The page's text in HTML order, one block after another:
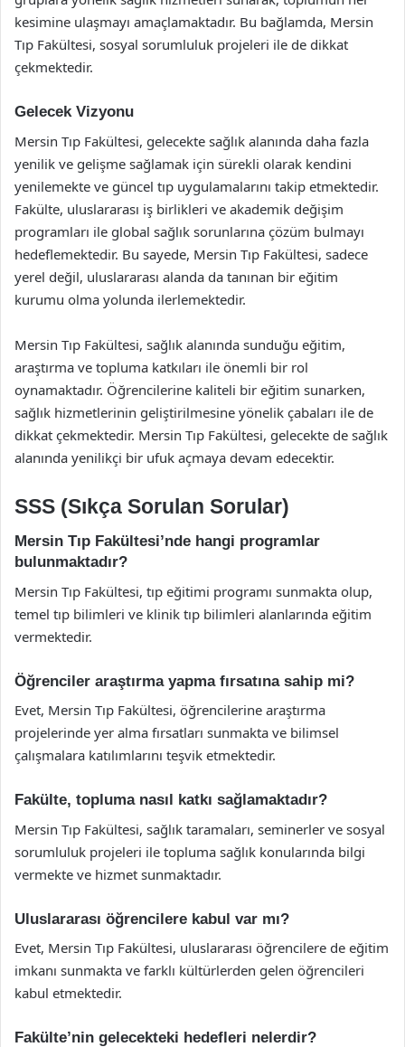
kesimine ulaşmayı amaçlamaktadır. Bu bağlamda, Mersin
Tıp Fakültesi, sosyal sorumluluk projeleri ile de dikkat
çekmektedir.
Gelecek Vizyonu
Mersin Tıp Fakültesi, gelecekte sağlık alanında daha fazla
yenilik ve gelişme sağlamak için sürekli olarak kendini
yenilemekte ve güncel tıp uygulamalarını takip etmektedir.
Fakülte, uluslararası iş birlikleri ve akademik değişim
programları ile global sağlık sorunlarına çözüm bulmayı
hedeflemektedir. Bu sayede, Mersin Tıp Fakültesi, sadece
yerel değil, uluslararası alanda da tanınan bir eğitim
kurumu olma yolunda ilerlemektedir.
Mersin Tıp Fakültesi, sağlık alanında sunduğu eğitim,
araştırma ve topluma katkıları ile önemli bir rol
oynamaktadır. Öğrencilerine kaliteli bir eğitim sunarken,
sağlık hizmetlerinin geliştirilmesine yönelik çabaları ile de
dikkat çekmektedir. Mersin Tıp Fakültesi, gelecekte de sağlık
alanında yenilikçi bir ufuk açmaya devam edecektir.
SSS (Sıkça Sorulan Sorular)
Mersin Tıp Fakültesi’nde hangi programlar
bulunmaktadır?
Mersin Tıp Fakültesi, tıp eğitimi programı sunmakta olup,
temel tıp bilimleri ve klinik tıp bilimleri alanlarında eğitim
vermektedir.
Öğrenciler araştırma yapma fırsatına sahip mi?
Evet, Mersin Tıp Fakültesi, öğrencilerine araştırma
projelerinde yer alma fırsatları sunmakta ve bilimsel
çalışmalara katılımlarını teşvik etmektedir.
Fakülte, topluma nasıl katkı sağlamaktadır?
Mersin Tıp Fakültesi, sağlık taramaları, seminerler ve sosyal
sorumluluk projeleri ile topluma sağlık konularında bilgi
vermekte ve hizmet sunmaktadır.
Uluslararası öğrencilere kabul var mı?
Evet, Mersin Tıp Fakültesi, uluslararası öğrencilere de eğitim
imkanı sunmakta ve farklı kültürlerden gelen öğrencileri
kabul etmektedir.
Fakülte’nin gelecekteki hedefleri nelerdir?